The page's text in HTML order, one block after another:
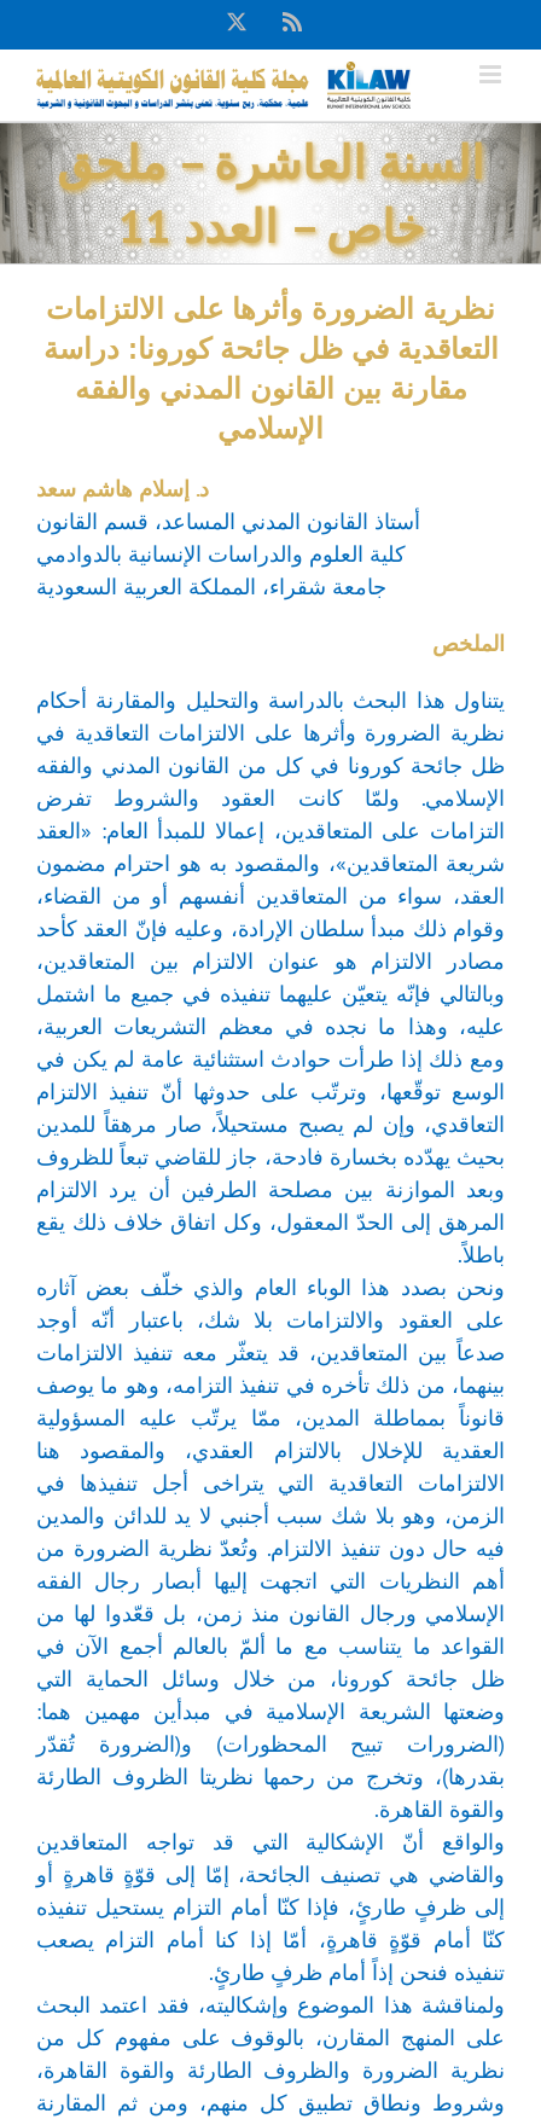
to
content
Rss
X
السنة العاشرة – ملحق
خاص – العدد 11
نظرية الضرورة وأثرها على الالتزامات
التعاقدية في ظل جائحة كورونا: دراسة
مقارنة بين القانون المدني والفقه
الإسلامي
د. إسلام هاشم سعد
أستاذ القانون المدني المساعد، قسم القانون
كلية العلوم والدراسات الإنسانية بالدوادمي
جامعة شقراء، المملكة العربية السعودية
الملخص
يتناول هذا البحث بالدراسة والتحليل والمقارنة أحكام
نظرية الضرورة وأثرها على الالتزامات التعاقدية في
ظل جائحة كورونا في كل من القانون المدني والفقه
الإسلامي. ولمّا كانت العقود والشروط تفرض
التزامات على المتعاقدين، إعمالا للمبدأ العام: «العقد
شريعة المتعاقدين»، والمقصود به هو احترام مضمون
العقد، سواء من المتعاقدين أنفسهم أو من القضاء،
وقوام ذلك مبدأ سلطان الإرادة، وعليه فإنّ العقد كأحد
مصادر الالتزام هو عنوان الالتزام بين المتعاقدين،
وبالتالي فإنّه يتعيّن عليهما تنفيذه في جميع ما اشتمل
عليه، وهذا ما نجده في معظم التشريعات العربية،
ومع ذلك إذا طرأت حوادث استثنائية عامة لم يكن في
الوسع توقّعها، وترتّب على حدوثها أنّ تنفيذ الالتزام
التعاقدي، وإن لم يصبح مستحيلاً، صار مرهقاً للمدين
بحيث يهدّده بخسارة فادحة، جاز للقاضي تبعاً للظروف
وبعد الموازنة بين مصلحة الطرفين أن يرد الالتزام
المرهق إلى الحدّ المعقول، وكل اتفاق خلاف ذلك يقع
باطلاً.
ونحن بصدد هذا الوباء العام والذي خلّف بعض آثاره
على العقود والالتزامات بلا شك، باعتبار أنّه أوجد
صدعاً بين المتعاقدين، قد يتعثّر معه تنفيذ الالتزامات
بينهما، من ذلك تأخره في تنفيذ التزامه، وهو ما يوصف
قانوناً بمماطلة المدين، ممّا يرتّب عليه المسؤولية
العقدية للإخلال بالالتزام العقدي، والمقصود هنا
الالتزامات التعاقدية التي يتراخى أجل تنفيذها في
الزمن، وهو بلا شك سبب أجنبي لا يد للدائن والمدين
فيه حال دون تنفيذ الالتزام. وتُعدّ نظرية الضرورة من
أهم النظريات التي اتجهت إليها أبصار رجال الفقه
الإسلامي ورجال القانون منذ زمن، بل قعّدوا لها من
القواعد ما يتناسب مع ما ألمّ بالعالم أجمع الآن في
ظل جائحة كورونا، من خلال وسائل الحماية التي
وضعتها الشريعة الإسلامية في مبدأين مهمين هما:
(الضرورات تبيح المحظورات) و(الضرورة تُقدّر
بقدرها)، وتخرج من رحمها نظريتا الظروف الطارئة
والقوة القاهرة.
والواقع أنّ الإشكالية التي قد تواجه المتعاقدين
والقاضي هي تصنيف الجائحة، إمّا إلى قوّةٍ قاهرةٍ أو
إلى ظرفٍ طارئٍ، فإذا كنّا أمام التزام يستحيل تنفيذه
كنّا أمام قوّةٍ قاهرةٍ، أمّا إذا كنا أمام التزام يصعب
تنفيذه فنحن إذاً أمام ظرفٍ طارئٍ.
ولمناقشة هذا الموضوع وإشكاليته، فقد اعتمد البحث
على المنهج المقارن، بالوقوف على مفهوم كل من
نظرية الضرورة والظروف الطارئة والقوة القاهرة،
وشروط ونطاق تطبيق كل منهم، ومن ثم المقارنة